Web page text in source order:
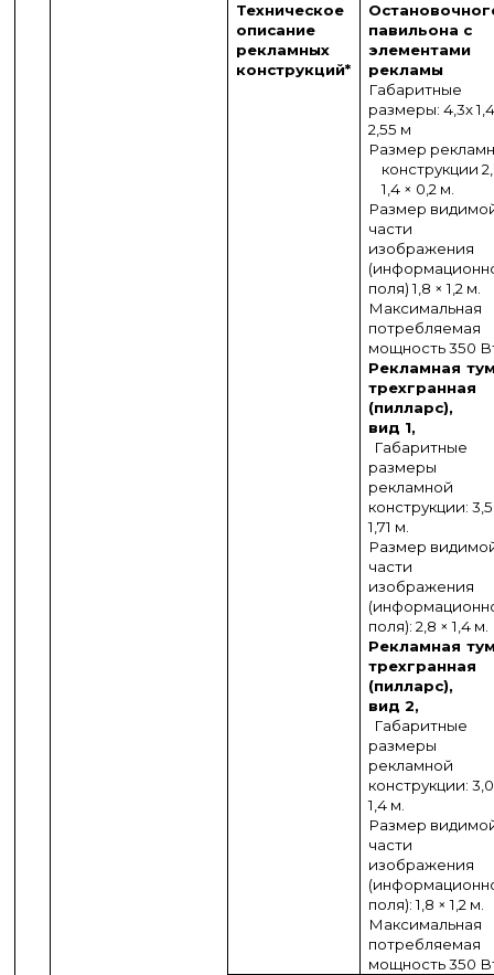
Техническое
описание
рекламных
конструкций*
павильона с
элементами
рекламы
Габаритные
размеры: 4,3х
2,55 м
Размер
конструкции
1,4 × 0,2 м.
Размер
части
изображения
поля) 1,8 × 1,2 м.
Максимальная
потребляемая
мощность 350
Рекламная
трехгранная
(пилларс),
вид 1,
Габаритные
размеры
рекламной
конструкции:
1,71 м.
Размер
части
изображения
поля): 2,8 × 1,4 м.
Рекламная
трехгранная
(пилларс),
вид 2,
Габаритные
размеры
рекламной
конструкции:
1,4 м.
Размер
части
изображения
поля): 1,8 × 1,2 м.
Максимальная
потребляемая
мощность 350